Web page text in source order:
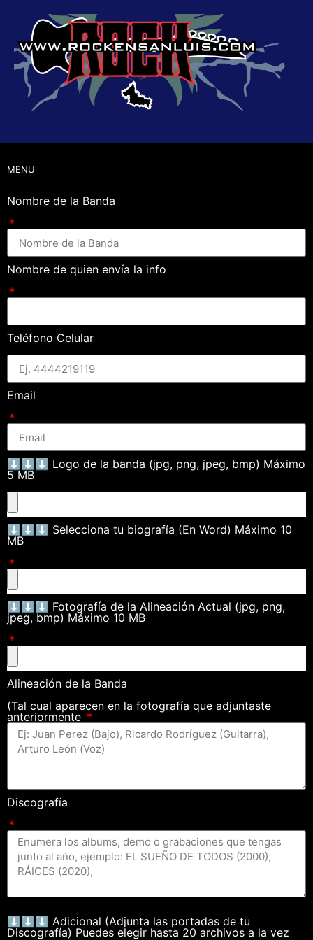
MENU
Nombre de la Banda
Nombre de quien envía la info
Teléfono Celular
Email
⬇⬇⬇ Logo de la banda (jpg, png, jpeg, bmp) Máximo
5 MB
⬇⬇⬇ Selecciona tu biografía (En Word) Máximo 10
MB
⬇⬇⬇ Fotografía de la Alineación Actual (jpg, png,
jpeg, bmp) Máximo 10 MB
Alineación de la Banda
(Tal cual aparecen en la fotografía que adjuntaste
anteriormente
Discografía
⬇⬇⬇ Adicional (Adjunta las portadas de tu
Discografía) Puedes elegir hasta 20 archivos a la vez